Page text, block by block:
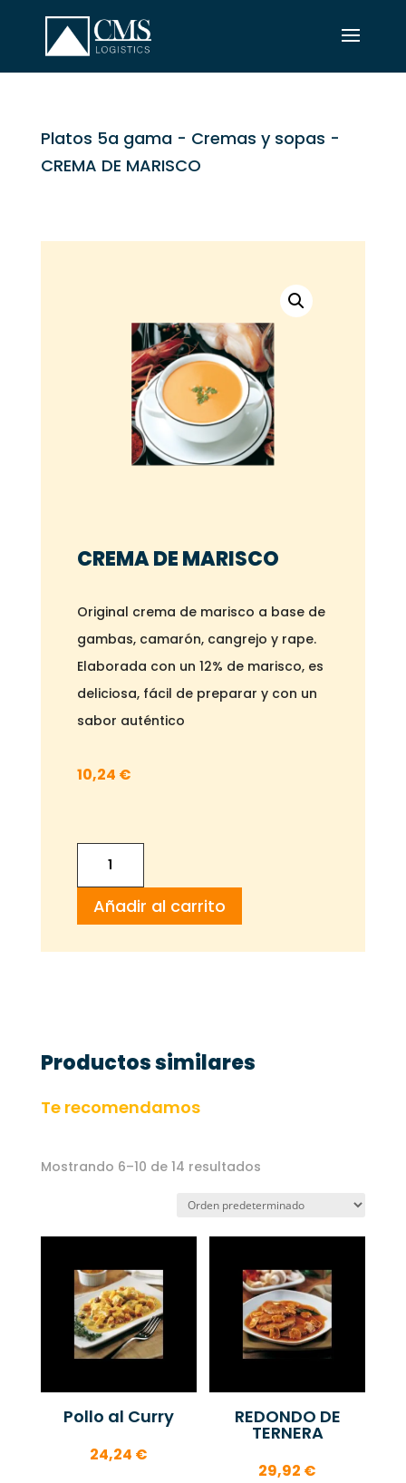
Platos 5a gama- Cremas y sopas -
CREMA DE MARISCO
CREMA DE MARISCO
Original crema de marisco a base de
gambas, camarón, cangrejo y rape.
Elaborada con un 12% de marisco, es
deliciosa, fácil de preparar y con un
sabor auténtico
10,24 €
CREMA
DE
MARISCO
Añadir al carrito
Productos similares
Te recomendamos
Mostrando 6–10 de 14 resultados
Pollo al Curry
24,24 €
REDONDO DE
TERNERA
29,92 €